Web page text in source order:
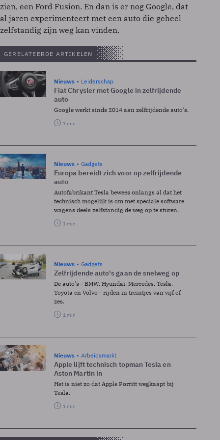
zien, een Ford Fusion. En dan is er nog Google, dat
al jaren experimenteert met een auto die geheel
zelfstandig zijn weg kan vinden.
GERELATEERDE ARTIKELEN
Nieuws Leiderschap
Fiat Chrysler met Google in zelfrijdende
auto
Google werkt sinds 2014 aan zelfrijdende auto's.
1 min
Nieuws Gadgets
Europa bereidt zich voor op zelfrijdende
auto
Autofabrikant Tesla bewees onlangs al dat het
technisch mogelijk is om met speciale software
wagens deels zelfstandig de weg op te sturen.
1 min
Nieuws Gadgets
Zelfrijdende auto's gaan de snelweg op
De auto's - BMW, Hyundai, Mercedes, Tesla,
Toyota en Volvo - rijden in treintjes van vijf of
zes.
1 min
Nieuws Arbeidsmarkt
Apple lijft technisch topman Tesla en
Aston Martin in
Het is niet zo dat Apple Porritt wegkaapt bij
Tesla.
1 min